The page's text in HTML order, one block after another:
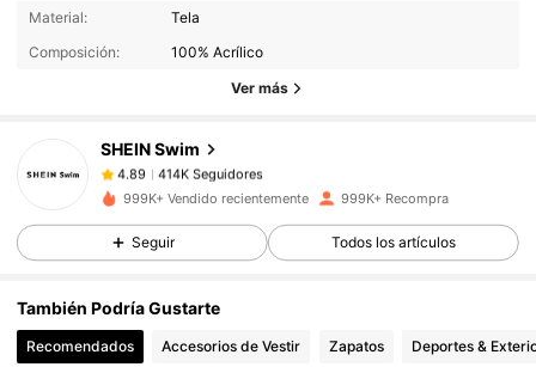
Material:
Tela
Composición:
100% Acrílico
Ver más
SHEIN Swim
414K Seguidores
414K Seguidores
4.89
414K Seguidores
d***7
pagóHace 1 horas
4.89 414K Seguidores
4.89
999K+ Vendido recientemente 999K+ Recompra
Seguir Todos los artículos
También Podría Gustarte
Recomendados Accesorios de Vestir Zapatos Deportes &